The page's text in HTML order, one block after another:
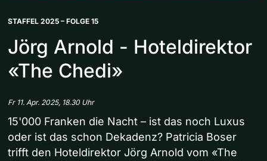
STAFFEL 2025 – FOLGE 15
Jörg Arnold - Hoteldirektor
«The Chedi»
Fr 11. Apr. 2025, 18.30 Uhr
15'000 Franken die Nacht – ist das noch Luxus
oder ist das schon Dekadenz? Patricia Boser
trifft den Hoteldirektor Jörg Arnold vom «The